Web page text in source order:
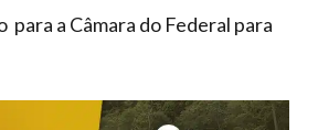
para a Câmara do Federal para